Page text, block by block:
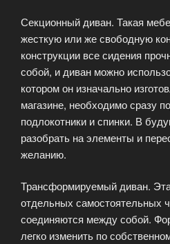
Секционный диван. Такая
жесткую или же свободную
конструкции все сидения
собой, и диван можно
котором он изначально
магазине, необходимо сразу
подлокотники и спинки. В
разобрать на элементы и
желанию.
Трансформируемый диван.
отдельных самостоятельных
соединяются между собой.
легко изменить по